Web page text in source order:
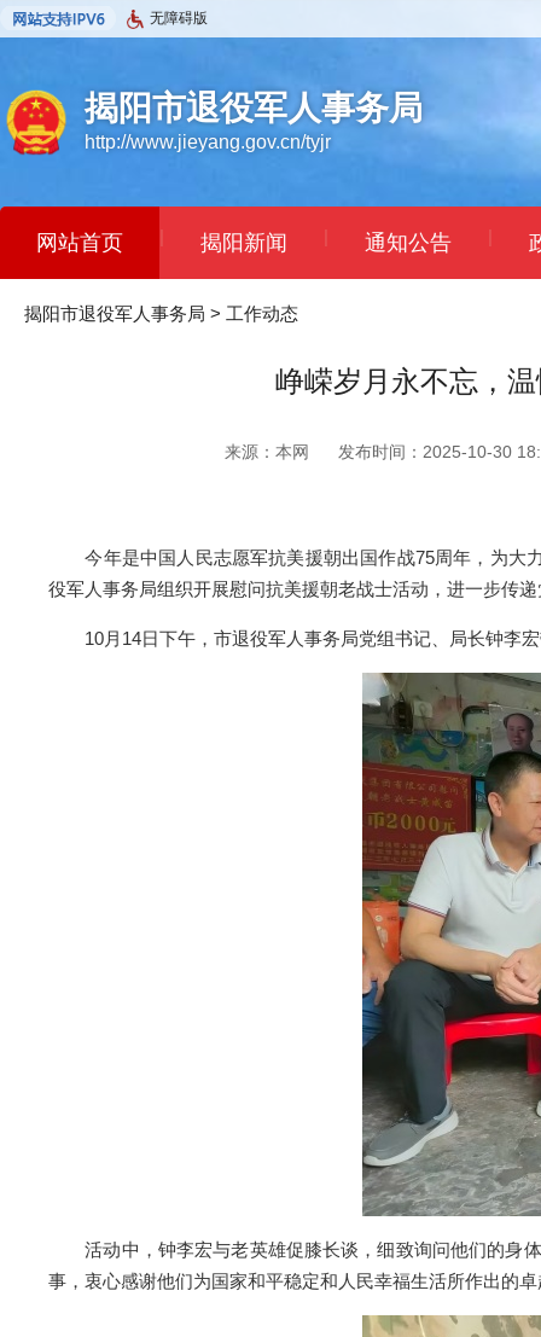
无障碍版
揭阳市退役军人事务局
http://www.jieyang.gov.cn/tyjr
网站首页 | 揭阳新闻 | 通知公告 |
揭阳市退役军人事务局 > 工作动态
峥嵘岁月永不忘，
来源：本网 发布时间：2025-10-30
今年是中国人民志愿军抗美援朝出国作战75周年，为大力
役军人事务局组织开展慰问抗美援朝老战士活动，进一步传
10月14日下午，市退役军人事务局党组书记、局长钟李宏
活动中，钟李宏与老英雄促膝长谈，细致询问他们的身体
事，衷心感谢他们为国家和平稳定和人民幸福生活所作出的